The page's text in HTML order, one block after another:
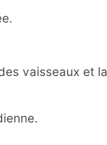
vaisseaux et